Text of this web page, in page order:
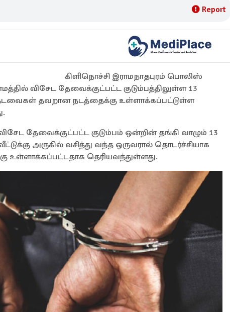
Report
கிளிநொச்சி இராமநாதபுரம் பொலிஸ்
விசேட தேவைக்குட்பட்ட குடும்பத்திலுள்ள 13
தடவைகள் தவறான நடத்தைக்கு உள்ளாக்கப்பட்டுள்ள
தேவைக்குட்பட்ட குடும்பம் ஒன்றின் தங்கி வாழும் 13
அருகில் வசித்து வந்த ஒருவரால் தொடர்ச்சியாக
தெரியவந்துள்ளது.